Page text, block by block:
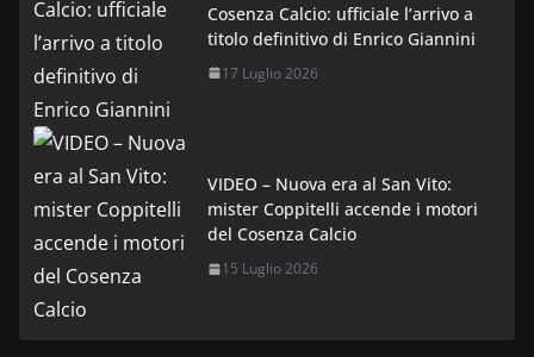
Cosenza Calcio: ufficiale l’arrivo a
titolo definitivo di Enrico Giannini
17 Luglio 2026
VIDEO – Nuova era al San Vito:
mister Coppitelli accende i motori
del Cosenza Calcio
15 Luglio 2026